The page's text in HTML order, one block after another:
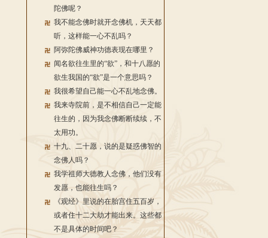
陀佛呢？
我不能念佛时就开念佛机，天天都
听，这样能一心不乱吗？
阿弥陀佛威神功德表现在哪里？
闻名欲往生里的“欲”，和十八愿的
欲生我国的“欲”是一个意思吗？
我很希望自己能一心不乱地念佛。
我来寺院前，是不相信自己一定能
往生的，因为我念佛断断续续，不
太用功。
十九、二十愿，说的是疑惑佛智的
念佛人吗？
我学祖师大德教人念佛，他们没有
发愿，也能往生吗？
《观经》里说的在胎宫住五百岁，
或者住十二大劫才能出来。这些都
不是具体的时间吧？